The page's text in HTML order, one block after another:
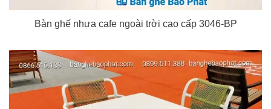
Bàn ghế nhựa cafe ngoài trời cao cấp 3046-BP